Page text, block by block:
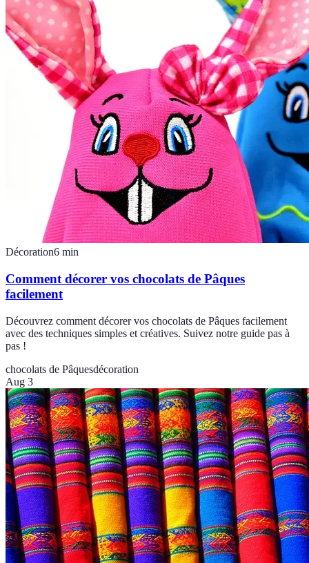
Décoration6 min
Comment décorer vos chocolats de Pâques
facilement
Découvrez comment décorer vos chocolats de Pâques facilement
avec des techniques simples et créatives. Suivez notre guide pas à
pas !
chocolats de Pâquesdécoration
Aug 3